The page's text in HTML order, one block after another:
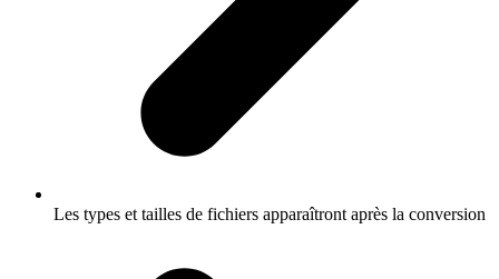
Les types et tailles de fichiers apparaîtront après la conversion